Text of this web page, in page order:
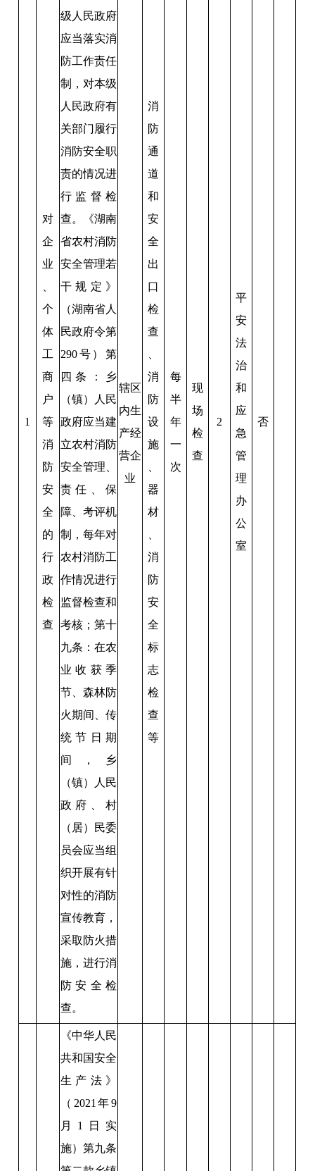
1
对
企
业
个
体
工
商
户
等
消
防
安
全
的
行
政
检
查
级人民政府
应当落实消
防工作责任
制，对本级
人民政府有
关部门履行
消防安全职
责的情况进
行监督检
查。《湖南
省农村消防
安全管理若
干规定》
（湖南省人
民政府令第
290号）第
四条：乡
（镇）人民
政府应当建
立农村消防
安全管理、
责任、保
障、考评机
制，每年对
农村消防工
作情况进行
监督检查和
考核；第十
九条：在农
业收获季
节、森林防
火期间、传
统节日期
间，乡
（镇）人民
政府、村
（居）民委
员会应当组
织开展有针
对性的消防
宣传教育，
采取防火措
施，进行消
防安全检
查。
辖区
内生
产经
营企
业
消
防
通
道
和
安
全
出
口
检
查
消
防
设
施
器
材
消
防
安
全
标
志
检
查
等
每
半
年
一
次
现
场
检
查
2
平
安
法
治
和
应
急
管
理
办
公
室
否
《中华人民
共和国安全
生产法》
（2021年9
月1日实
施）第九条